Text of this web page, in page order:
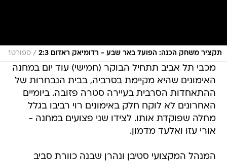
תקציר משחק הכנה: הפועל באר שבע - רדומיאק ראדום 2:3 / ספורט1
מכבי תל אביב תתחיל הבוקר (חמישי) עוד יום במחנה
האימונים שהיא מקיימת בסרביה, בבית הנבחרות של
ההתאחדות הסרבית בעיירה סטרה פזובה. ביומיים
האחרונים לא לוקח חלק באימונים רוי רביבו בגלל
מחלה שפוקדת אותו. לצידו שני פצועים במחנה -
אורי עזו ואלעד מדמון.
המנהל המקצועי סטיבן ונהרן שבנה כוורת סביב